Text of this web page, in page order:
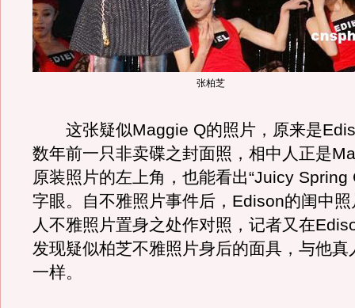
张柏芝
这张疑似Maggie Q的照片，原来是
数年前一只非卖碟之封面照，相中人正是
原装照片的左上角，也能看出“Juicy Spring
字眼。自不雅照片事件后，Edison的闺中
人不雅照片置身之处作对照，记者又在
发现疑似柏芝不雅照片身后的面具，与他真
一样。